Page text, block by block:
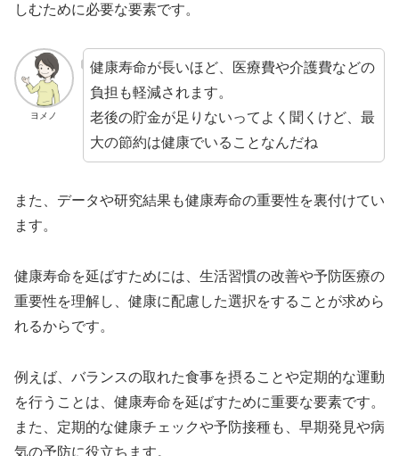
しむために必要な要素です。
ヨメノ
健康寿命が長いほど、医療費や介護費などの
負担も軽減されます。
老後の貯金が足りないってよく聞くけど、最
大の節約は健康でいることなんだね
また、データや研究結果も健康寿命の重要性を裏付けてい
ます。
健康寿命を延ばすためには、生活習慣の改善や予防医療の
重要性を理解し、健康に配慮した選択をすることが求めら
れるからです。
例えば、バランスの取れた食事を摂ることや定期的な運動
を行うことは、健康寿命を延ばすために重要な要素です。
また、定期的な健康チェックや予防接種も、早期発見や病
気の予防に役立ちます。